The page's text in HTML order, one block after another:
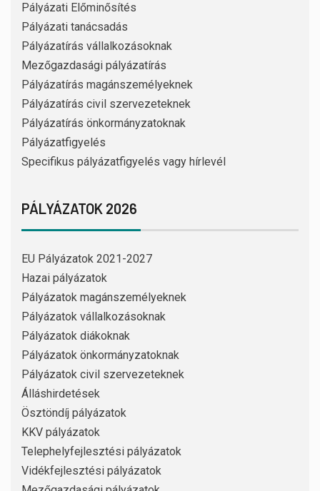
Pályázati Előminősítés
Pályázati tanácsadás
Pályázatírás vállalkozásoknak
Mezőgazdasági pályázatírás
Pályázatírás magánszemélyeknek
Pályázatírás civil szervezeteknek
Pályázatírás önkormányzatoknak
Pályázatfigyelés
Specifikus pályázatfigyelés vagy hírlevél
PÁLYÁZATOK 2026
EU Pályázatok 2021-2027
Hazai pályázatok
Pályázatok magánszemélyeknek
Pályázatok vállalkozásoknak
Pályázatok diákoknak
Pályázatok önkormányzatoknak
Pályázatok civil szervezeteknek
Álláshirdetések
Ösztöndíj pályázatok
KKV pályázatok
Telephelyfejlesztési pályázatok
Vidékfejlesztési pályázatok